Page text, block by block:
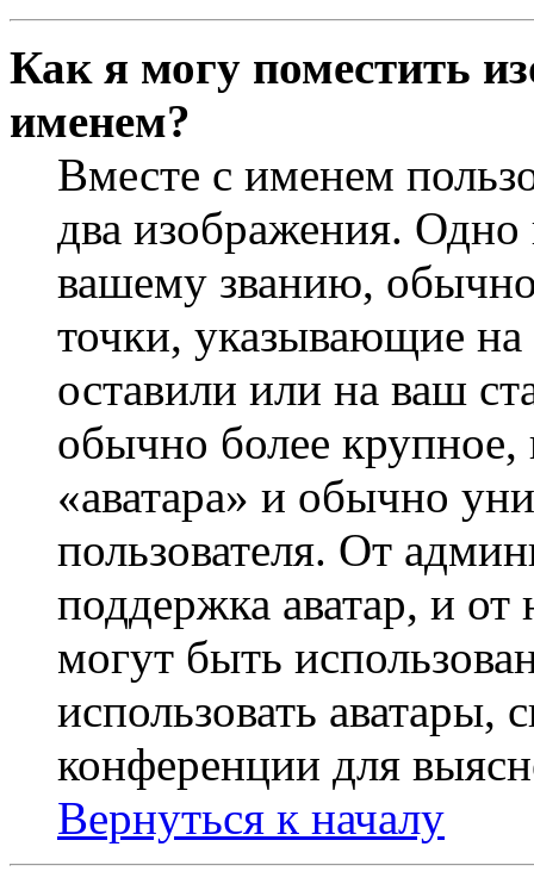
Как я могу поместить
именем?
Вместе с именем
два изображения.
вашему званию, обычно
точки, указывающие
оставили или на ваш
обычно более крупное,
«аватара» и обычно
пользователя. От
поддержка аватар, и от
могут быть
использовать аватары,
конференции для
Вернуться к началу